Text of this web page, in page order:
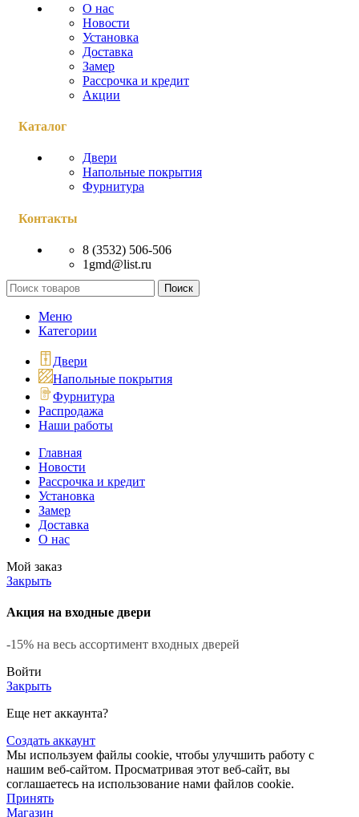
О нас
Новости
Установка
Доставка
Замер
Рассрочка и кредит
Акции
Каталог
Двери
Напольные покрытия
Фурнитура
Контакты
8 (3532) 506-506
1gmd@list.ru
Поиск
Меню
Категории
Двери
Напольные покрытия
Фурнитура
Распродажа
Наши работы
Главная
Новости
Рассрочка и кредит
Установка
Замер
Доставка
О нас
Мой заказ
Закрыть
Акция на входные двери
-15% на весь ассортимент входных дверей
Войти
Закрыть
Еще нет аккаунта?
Создать аккаунт
Мы используем файлы cookie, чтобы улучшить работу с
нашим веб-сайтом. Просматривая этот веб-сайт, вы
соглашаетесь на использование нами файлов cookie.
Принять
Магазин